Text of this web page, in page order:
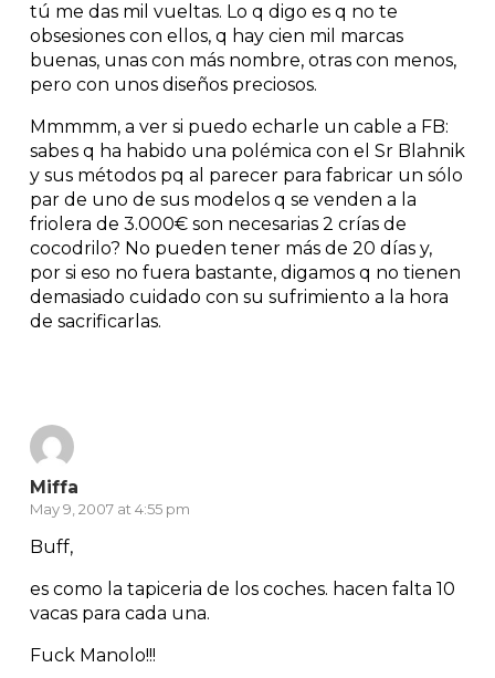
tú me das mil vueltas. Lo q digo es q no te
obsesiones con ellos, q hay cien mil marcas
buenas, unas con más nombre, otras con menos,
pero con unos diseños preciosos.
Mmmmm, a ver si puedo echarle un cable a FB:
sabes q ha habido una polémica con el Sr Blahnik
y sus métodos pq al parecer para fabricar un sólo
par de uno de sus modelos q se venden a la
friolera de 3.000€ son necesarias 2 crías de
cocodrilo? No pueden tener más de 20 días y,
por si eso no fuera bastante, digamos q no tienen
demasiado cuidado con su sufrimiento a la hora
de sacrificarlas.
Miffa
May 9, 2007 at 4:55 pm
Buff,
es como la tapiceria de los coches. hacen falta 10
vacas para cada una.
Fuck Manolo!!!